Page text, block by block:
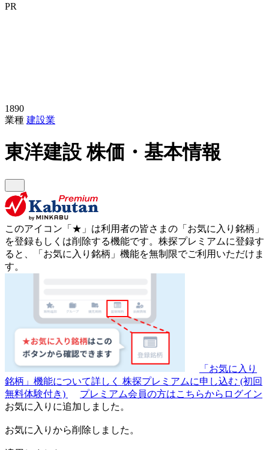
PR
1890
業種 建設業
東洋建設株価・基本情報
このアイコン 「★」 は利用者の皆さまの 「お気に入り銘柄」
を登録もしくは削除する機能です。 株探プレミアムに登録す
ると、「お気に入り銘柄」機能を無制限でご利用いただけま
す。
「お気に入り
銘柄」機能について詳しく 株探プレミアムに申し込む (初回
無料体験付き)
プレミアム会員の方はこちらからログイン
お気に入りに追加しました。
お気に入りから削除しました。